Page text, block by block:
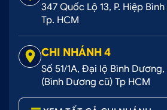
347 Quốc Lộ 13, P. Hiệp
Tp. HCM
CHI NHÁNH 4
Số 51/1A, Đại lộ Bình Dương,
(Bình Dương cũ) Tp HCM